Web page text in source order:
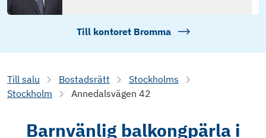
Till kontoret Bromma
Till salu Bostadsrätt
Stockholms
Stockholm
Annedalsvägen 42
Barnvänlig balkongpärla i